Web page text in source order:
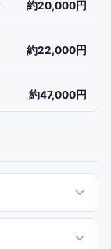
約20,000円
約22,000円
約47,000円